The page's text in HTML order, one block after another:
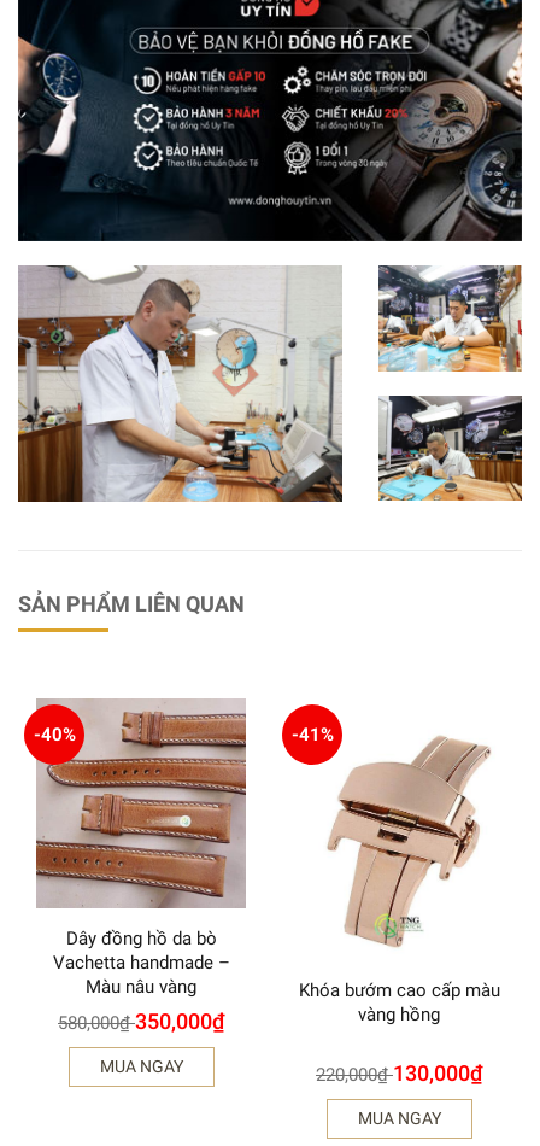
SẢN PHẨM LIÊN QUAN
-40%
Dây đồng hồ da bò
Vachetta handmade –
Màu nâu vàng
580,000₫ 350,000₫
MUA NGAY
-41%
Khóa bướm cao cấp màu
vàng hồng
220,000₫ 130,000₫
MUA NGAY